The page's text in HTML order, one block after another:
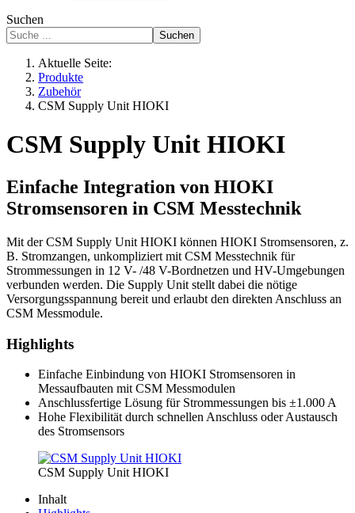
Suchen
Suchen
Aktuelle Seite:
Produkte
Zubehör
CSM Supply Unit HIOKI
CSM Supply Unit HIOKI
Einfache Integration von HIOKI
Stromsensoren in CSM Messtechnik
Mit der CSM Supply Unit HIOKI können HIOKI Stromsensoren, z.
B. Stromzangen, unkompliziert mit CSM Messtechnik für
Strommessungen in 12 V- /48 V-Bordnetzen und HV-Umgebungen
verbunden werden. Die Supply Unit stellt dabei die nötige
Versorgungsspannung bereit und erlaubt den direkten Anschluss an
CSM Messmodule.
Highlights
Einfache Einbindung von HIOKI Stromsensoren in
Messaufbauten mit CSM Messmodulen
Anschlussfertige Lösung für Strommessungen bis ±1.000 A
Hohe Flexibilität durch schnellen Anschluss oder Austausch
des Stromsensors
CSM Supply Unit HIOKI
Inhalt